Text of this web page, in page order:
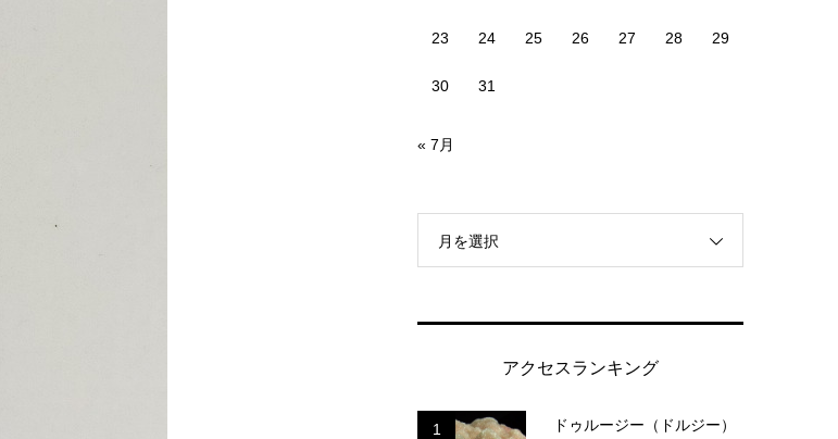
23 24 25 26 27 28 29
30 31
« 7月
月を選択
アクセスランキング
1
ドゥルージー（ドルジー）